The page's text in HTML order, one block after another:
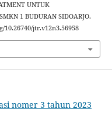
UNTUK
1 BUDURAN SIDOARJO.
10.26740/jtr.v12n3.56958
nomer 3 tahun 2023